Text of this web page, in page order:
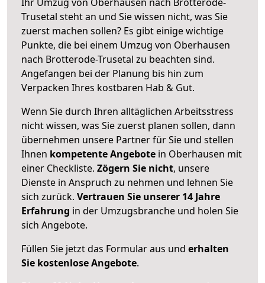
Trusetal steht an und Sie wissen nicht, was Sie
zuerst machen sollen? Es gibt einige wichtige
Punkte, die bei einem Umzug von Oberhausen
nach Brotterode-Trusetal zu beachten sind.
Angefangen bei der Planung bis hin zum
Verpacken Ihres kostbaren Hab & Gut.
Wenn Sie durch Ihren alltäglichen Arbeitsstress
nicht wissen, was Sie zuerst planen sollen, dann
übernehmen unsere Partner für Sie und stellen
Ihnen kompetente Angebote in Oberhausen mit
einer Checkliste. Zögern Sie nicht, unsere
Dienste in Anspruch zu nehmen und lehnen Sie
sich zurück. Vertrauen Sie unserer 14 Jahre
Erfahrung in der Umzugsbranche und holen Sie
sich Angebote.
Füllen Sie jetzt das Formular aus und erhalten
Sie kostenlose Angebote.